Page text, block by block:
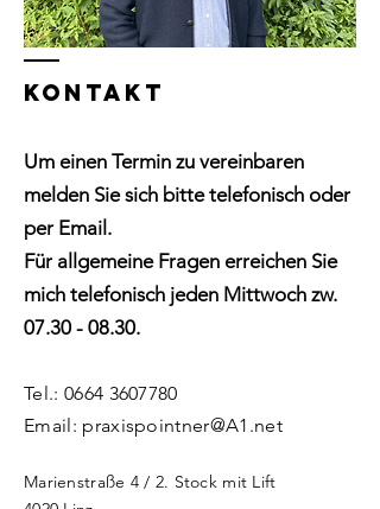
KONTAKT
Um einen Termin zu vereinbaren
melden Sie sich bitte telefonisch oder
per Email .
Für allgemeine Fragen erreichen Sie
mich telefonisch jeden Mittwoch zw.
07.30 - 08.30.
Tel.: 0664 3607780
Email: praxispointner@A1.net
Marienstraße 4 / 2. Stock mit Lift